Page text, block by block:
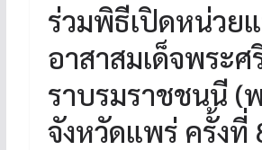
ร่วมพิธีเปิดหน่วย
อาสาสมเด็จพระ
ราบรมราชชนนี (
จังหวัดแพร่ ครั้งที่